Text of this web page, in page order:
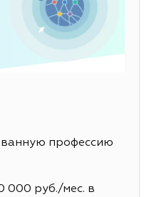
профессию
000 руб./мес. в